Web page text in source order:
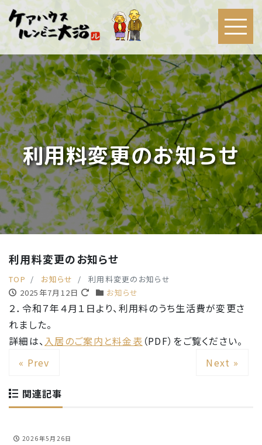
利用料変更のお知らせ
利用料変更のお知らせ
TOP お知らせ
利用料変更のお知らせ
2025年7月12日
お知らせ
２．令和７年４月１日より、利用料のうち生活費が変更さ
れました。
詳細は、入居のご案内と料金表 （PDF）をご覧ください。
« Prev
Next »
関連記事
2026年5月26日